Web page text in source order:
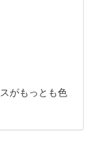
がもっとも色